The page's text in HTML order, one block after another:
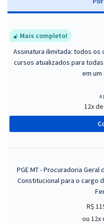
Mais completo!
Assinatura ilimitada: todos os
cursos atualizados para
em um
a
12x de
PGE MT - Procuradoria
Constitucional para o cargo
R$
ou 12x